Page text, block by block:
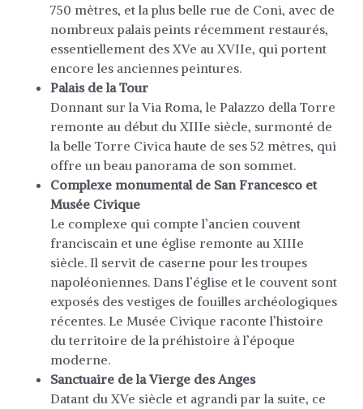
750 mètres, et la plus belle rue de Coni, avec de
nombreux palais peints récemment restaurés,
essentiellement des XVe au XVIIe, qui portent
encore les anciennes peintures.
Palais de la Tour
Donnant sur la Via Roma, le Palazzo della Torre
remonte au début du XIIIe siècle, surmonté de
la belle Torre Civica haute de ses 52 mètres, qui
offre un beau panorama de son sommet.
Complexe monumental de San Francesco et
Musée Civique
Le complexe qui compte l’ancien couvent
franciscain et une église remonte au XIIIe
siècle. Il servit de caserne pour les troupes
napoléoniennes. Dans l’église et le couvent sont
exposés des vestiges de fouilles archéologiques
récentes. Le Musée Civique raconte l’histoire
du territoire de la préhistoire à l’époque
moderne.
Sanctuaire de la Vierge des Anges
Datant du XVe siècle et agrandi par la suite, ce